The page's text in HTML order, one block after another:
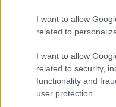
I want to allow
related to
I want to allow
related to security,
functionality and
user protection.